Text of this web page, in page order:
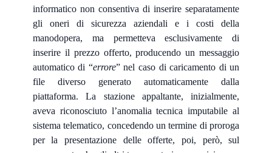
informatico non consentiva di inserire separatamente
gli oneri di sicurezza aziendali e i costi della
manodopera, ma permetteva esclusivamente di
inserire il prezzo offerto, producendo un messaggio
automatico di “errore” nel caso di caricamento di un
file diverso generato automaticamente dalla
piattaforma. La stazione appaltante, inizialmente,
aveva riconosciuto l’anomalia tecnica imputabile al
sistema telematico, concedendo un termine di proroga
per la presentazione delle offerte, poi, però, sul